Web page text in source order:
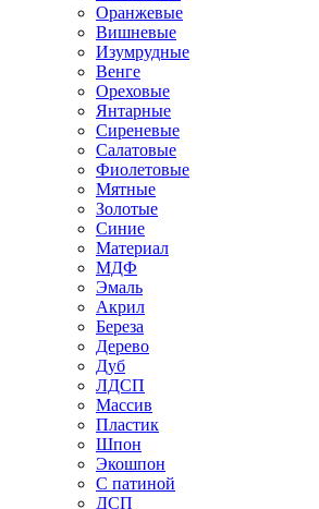
Оранжевые
Вишневые
Изумрудные
Венге
Ореховые
Янтарные
Сиреневые
Салатовые
Фиолетовые
Мятные
Золотые
Синие
Материал
МДФ
Эмаль
Акрил
Береза
Дерево
Дуб
ЛДСП
Массив
Пластик
Шпон
Экошпон
С патиной
ДСП